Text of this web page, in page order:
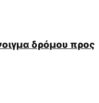
δρόμου προς